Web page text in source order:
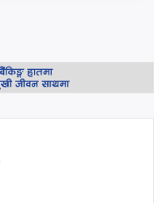
वित्तीय